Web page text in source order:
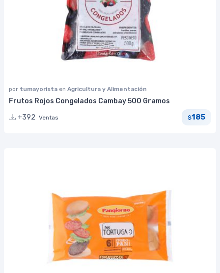
por tumayorista en Agricultura y Alimentación
Frutos Rojos Congelados Cambay 500 Gramos
+392 Ventas $185